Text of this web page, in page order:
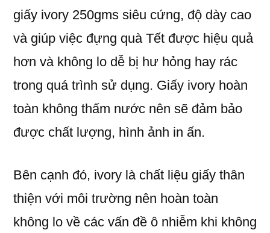
giấy ivory 250gms siêu cứng, độ dày cao
và giúp việc đựng quà Tết được hiệu quả
hơn và không lo dễ bị hư hỏng hay rác
trong quá trình sử dụng. Giấy ivory hoàn
toàn không thấm nước nên sẽ đảm bảo
được chất lượng, hình ảnh in ấn.
Bên cạnh đó, ivory là chất liệu giấy thân
thiện với môi trường nên hoàn toàn
không lo về các vấn đề ô nhiễm khi không